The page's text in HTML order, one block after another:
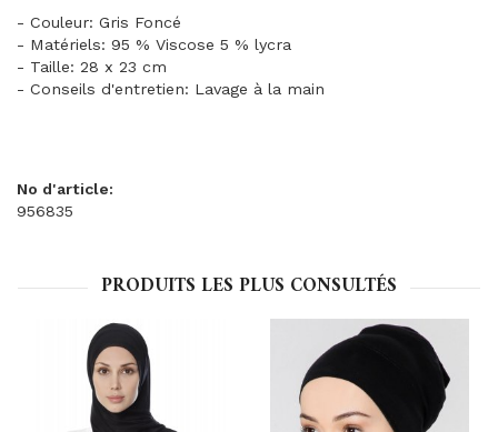
- Couleur: Gris Foncé
- Matériels: 95 % Viscose 5 % lycra
- Taille: 28 x 23 cm
- Conseils d'entretien: Lavage à la main
No d'article:
956835
PRODUITS LES PLUS CONSULTÉS